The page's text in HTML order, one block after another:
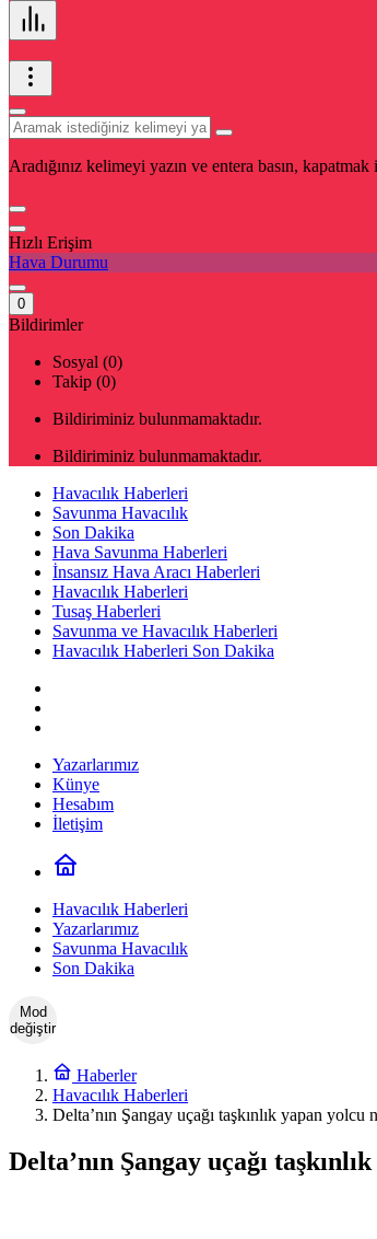
Aradığınız kelimeyi yazın ve entera basın,
Hızlı Erişim
Hava Durumu
0
Bildirimler
Sosyal (0)
Takip (0)
Bildiriminiz bulunmamaktadır.
Bildiriminiz bulunmamaktadır.
Havacılık Haberleri
Savunma Havacılık
Son Dakika
Hava Savunma Haberleri
İnsansız Hava Aracı Haberleri
Havacılık Haberleri
Tusaş Haberleri
Savunma ve Havacılık Haberleri
Havacılık Haberleri Son Dakika
Yazarlarımız
Künye
Hesabım
İletişim
Havacılık Haberleri
Yazarlarımız
Savunma Havacılık
Son Dakika
Mod
değiştir
Haberler
Havacılık Haberleri
Delta’nın Şangay uçağı taşkınlık yapan yolcu
Delta’nın Şangay uçağı